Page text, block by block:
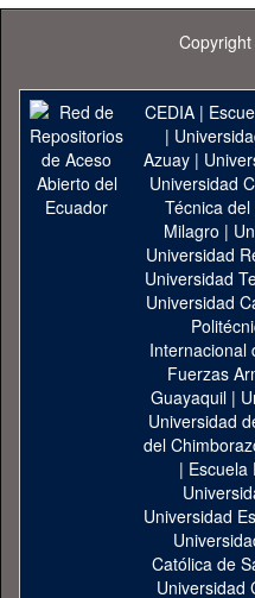
CEDIA|
|
Azuay|
Universidad
Técnica
Milagro |
Universidad
Universidad
Universidad
Internacional
Fuerzas
Guayaquil|
Universidad
del
| Escuela
Universidad
Católica de
Universidad